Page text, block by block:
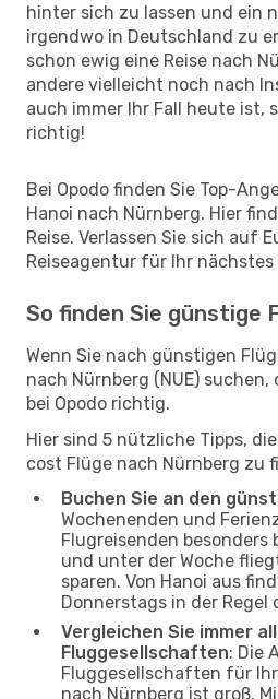
hinter sich zu lassen und ein
irgendwo in Deutschland zu
schon ewig eine Reise nach
andere vielleicht noch nach
auch immer Ihr Fall heute ist,
richtig!
Bei Opodo finden Sie Top-
Hanoi nach Nürnberg. Hier
Reise. Verlassen Sie sich auf
Reiseagentur für Ihr nächstes
So finden Sie günstige
Wenn Sie nach günstigen
nach Nürnberg (NUE)
bei Opodo richtig.
Hier sind 5 nützliche Tipps,
cost Flüge nach Nürnberg zu
Buchen Sie an den
Wochenenden und
Flugreisenden besonders
und unter der Woche
sparen. Von Hanoi aus
Donnerstags in der Regel
Vergleichen Sie immer
Fluggesellschaften: Die
Fluggesellschaften für
nach Nürnberg ist groß.